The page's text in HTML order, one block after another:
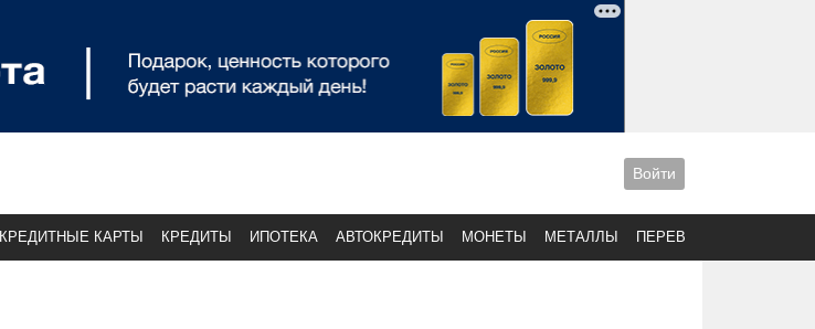
Войти
КРЕДИТНЫЕ КАРТЫ КРЕДИТЫ ИПОТЕКА АВТОКРЕДИТЫ МОНЕТЫ МЕТАЛЛЫ ПЕРЕВОДЫ